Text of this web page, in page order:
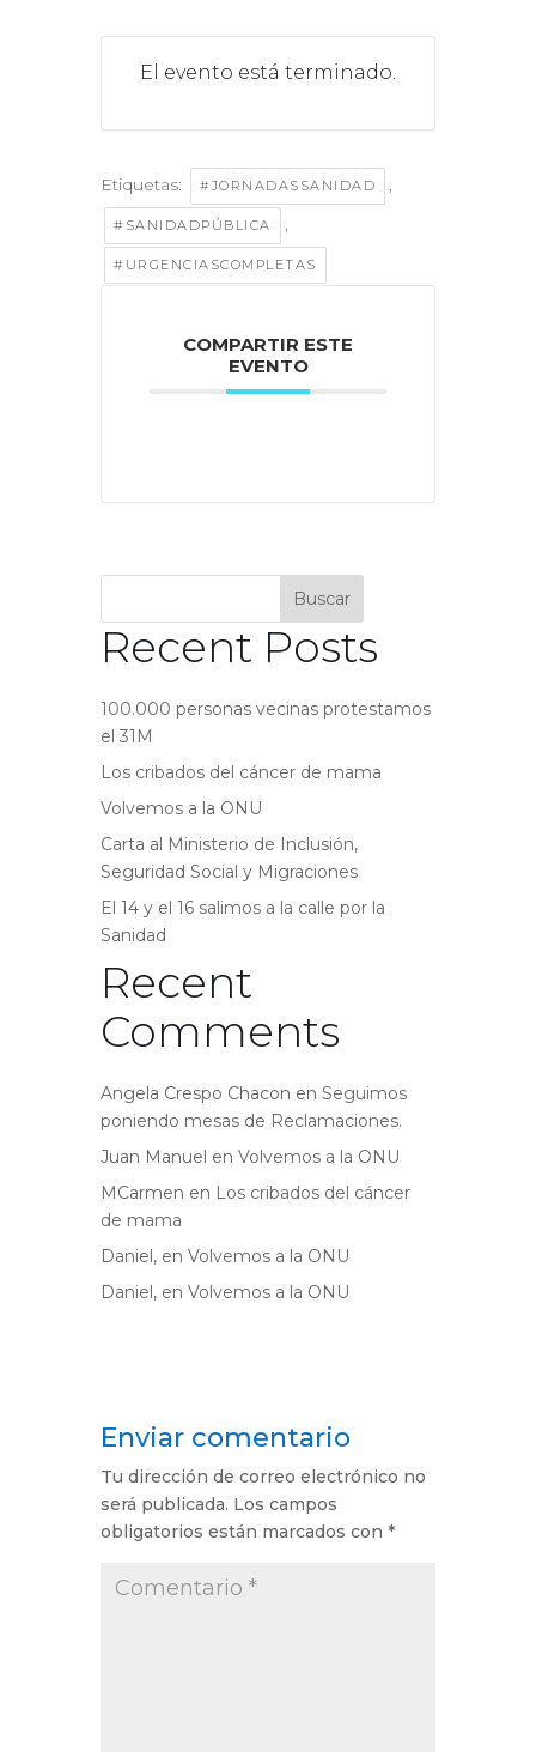
El evento está terminado.
Etiquetas: #JORNADASSANIDAD ,
#SANIDADPÚBLICA ,
#URGENCIASCOMPLETAS
COMPARTIR ESTE
EVENTO
Buscar
Recent Posts
100.000 personas vecinas protestamos
el 31M
Los cribados del cáncer de mama
Volvemos a la ONU
Carta al Ministerio de Inclusión,
Seguridad Social y Migraciones
El 14 y el 16 salimos a la calle por la
Sanidad
Recent
Comments
Angela Crespo Chacon en Seguimos
poniendo mesas de Reclamaciones.
Juan Manuel en Volvemos a la ONU
MCarmen en Los cribados del cáncer
de mama
Daniel, en Volvemos a la ONU
Daniel, en Volvemos a la ONU
Enviar comentario
Tu dirección de correo electrónico no
será publicada. Los campos
obligatorios están marcados con *